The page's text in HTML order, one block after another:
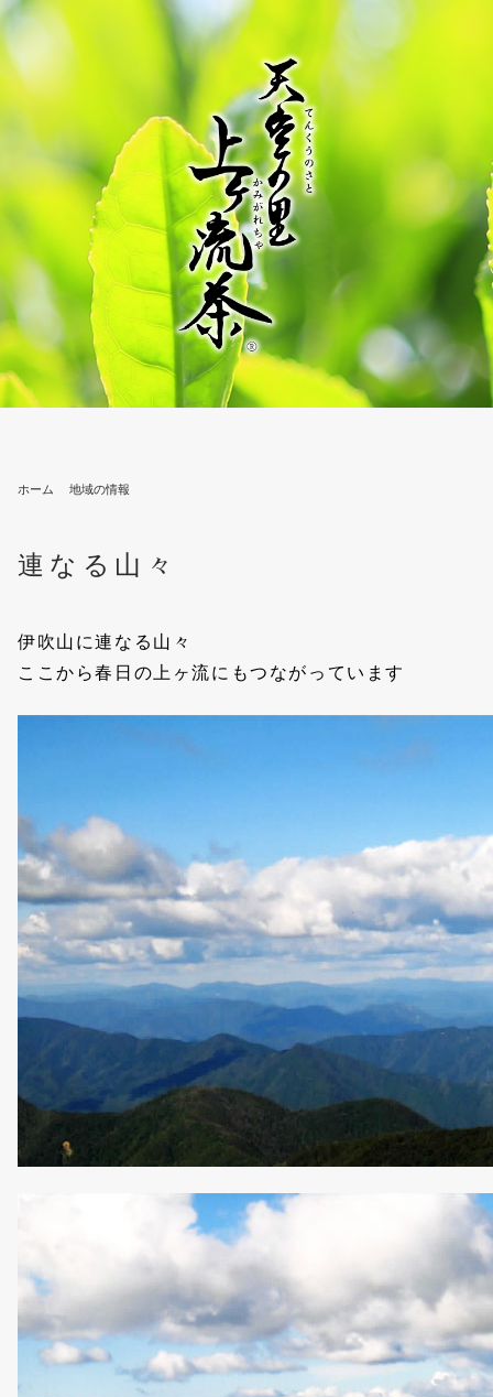
ホーム 地域の情報
連なる山々
伊吹山に連なる山々
ここから春日の上ヶ流にもつながっています